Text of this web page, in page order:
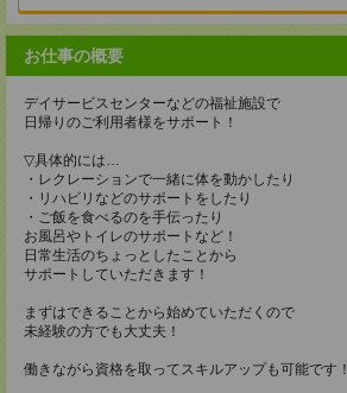
お仕事の概要
デイサービスセンターなどの福祉施設で
日帰りのご利用者様をサポート！
▽具体的には…
・レクレーションで一緒に体を動かしたり
・リハビリなどのサポートをしたり
・ご飯を食べるのを手伝ったり
お風呂やトイレのサポートなど！
日常生活のちょっとしたことから
サポートしていただきます！
まずはできることから始めていただくので
未経験の方でも大丈夫！
働きながら資格を取ってスキルアップも可能です！